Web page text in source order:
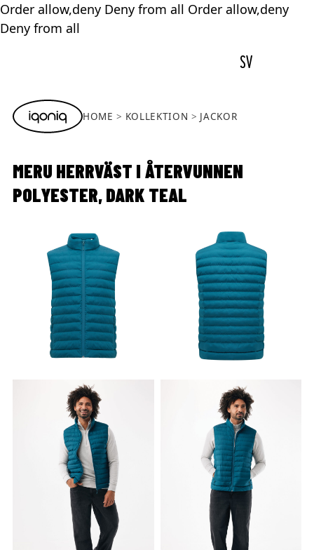
Order allow,deny Deny from all Order allow,deny
Deny from all
SV
HOME KOLLEKTION JACKOR
MERU HERRVÄST I ÅTERVUNNEN
POLYESTER, DARK TEAL